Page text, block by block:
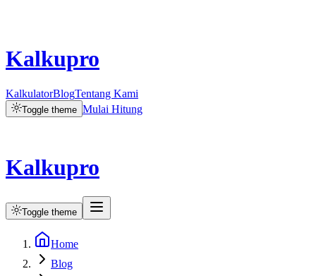
Kalkupro
KalkulatorBlogTentang Kami
Toggle theme Mulai Hitung
Kalkupro
Toggle theme
Home
Blog